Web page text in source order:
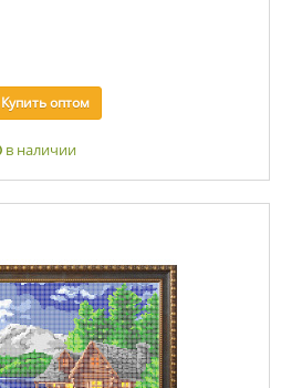
Купитьоптом
в наличии